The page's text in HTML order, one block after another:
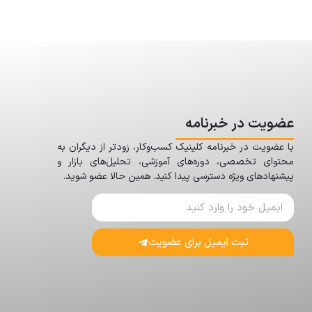
عضویت در خبرنامه
با عضویت در خبرنامه کلینیک کسب‌وکار، زودتر از دیگران به
محتوای تخصصی، دوره‌های آموزشی، تحلیل‌های بازار و
پیشنهادهای ویژه دسترسی پیدا کنید. همین حالا عضو شوید.
ثبت ایمیل برای عضویت